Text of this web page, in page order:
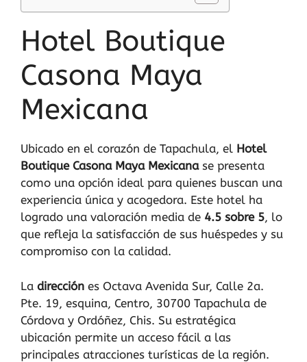
Hotel Boutique
Casona Maya
Mexicana
Ubicado en el corazón de Tapachula, el Hotel
Boutique Casona Maya Mexicanase presenta
como una opción ideal para quienes buscan una
experiencia única y acogedora. Este hotel ha
logrado una valoración media de 4.5 sobre 5, lo
que refleja la satisfacción de sus huéspedes y su
compromiso con la calidad.
La dirección es Octava Avenida Sur, Calle 2a.
Pte. 19, esquina, Centro, 30700 Tapachula de
Córdova y Ordóñez, Chis. Su estratégica
ubicación permite un acceso fácil a las
principales atracciones turísticas de la región.